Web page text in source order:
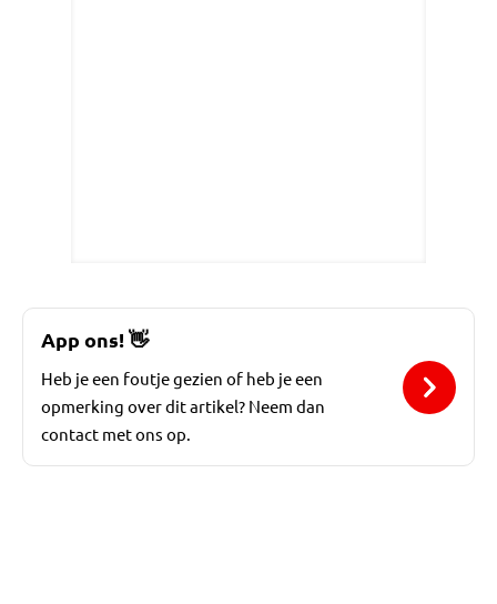
App ons!👋
Heb je een foutje gezien of heb je een
opmerking over dit artikel? Neem dan
contact met ons op.